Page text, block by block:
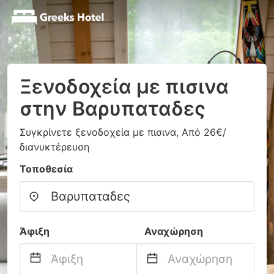
Ξενοδοχεία με πισινα
στην Βαρυπαταδες
Συγκρίνετε ξενοδοχεία με πισινα, Από 26€/
διανυκτέρευση
Τοποθεσία
Άφιξη Αναχώρηση